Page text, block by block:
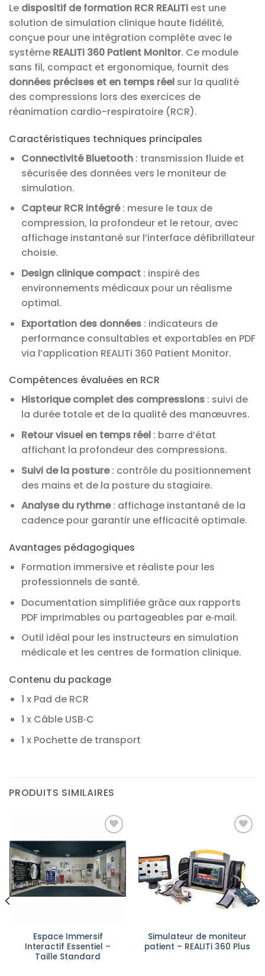
Le dispositif de formation RCR REALITi est une
solution de simulation clinique haute fidélité,
conçue pour une intégration complète avec le
système REALITi 360 Patient Monitor. Ce module
sans fil, compact et ergonomique, fournit des
données précises et en temps réel sur la qualité
des compressions lors des exercices de
réanimation cardio-respiratoire (RCR).
Caractéristiques techniques principales
Connectivité Bluetooth: transmission fluide et
sécurisée des données vers le moniteur de
simulation.
Capteur RCR intégré: mesure le taux de
compression, la profondeur et le retour, avec
affichage instantané sur l’interface défibrillateur
choisie.
Design clinique compact: inspiré des
environnements médicaux pour un réalisme
optimal.
Exportation des données: indicateurs de
performance consultables et exportables en PDF
via l’application REALITi 360 Patient Monitor.
Compétences évaluées en RCR
Historique complet des compressions: suivi de
la durée totale et de la qualité des manœuvres.
Retour visuel en temps réel: barre d’état
affichant la profondeur des compressions.
Suivi de la posture: contrôle du positionnement
des mains et de la posture du stagiaire.
Analyse du rythme: affichage instantané de la
cadence pour garantir une efficacité optimale.
Avantages pédagogiques
Formation immersive et réaliste pour les
professionnels de santé.
Documentation simplifiée grâce aux rapports
PDF imprimables ou partageables par e‑mail.
Outil idéal pour les instructeurs en simulation
médicale et les centres de formation clinique.
Contenu du package
1 x Pad de RCR
1 x Câble USB‑C
1 x Pochette de transport
PRODUITS SIMILAIRES
Ajouter
à la liste
d’envies
Espace Immersif
Interactif Essentiel –
Taille Standard
Ajouter
à la liste
d’envies
Simulateur de moniteur
patient – REALITi 360 Plus